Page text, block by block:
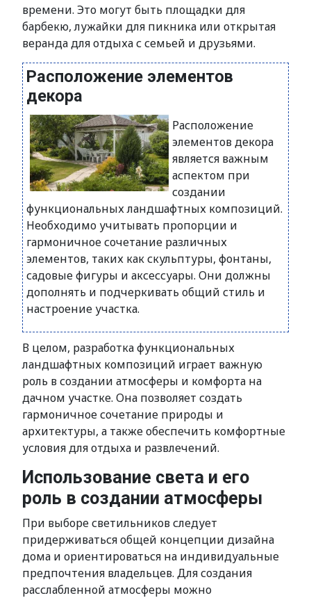
времени. Это могут быть площадки для
барбекю, лужайки для пикника или открытая
веранда для отдыха с семьей и друзьями.
Расположение элементов
декора
Расположение
элементов декора
является важным
аспектом при
создании
функциональных ландшафтных композиций.
Необходимо учитывать пропорции и
гармоничное сочетание различных
элементов, таких как скульптуры, фонтаны,
садовые фигуры и аксессуары. Они должны
дополнять и подчеркивать общий стиль и
настроение участка.
В целом, разработка функциональных
ландшафтных композиций играет важную
роль в создании атмосферы и комфорта на
дачном участке. Она позволяет создать
гармоничное сочетание природы и
архитектуры, а также обеспечить комфортные
условия для отдыха и развлечений.
Использование света и его
роль в создании атмосферы
При выборе светильников следует
придерживаться общей концепции дизайна
дома и ориентироваться на индивидуальные
предпочтения владельцев. Для создания
расслабленной атмосферы можно